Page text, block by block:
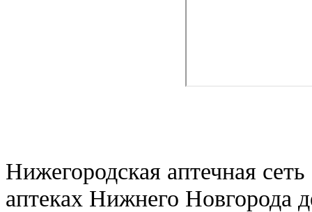
Нижегородская аптечная
аптеках Нижнего Новгорода